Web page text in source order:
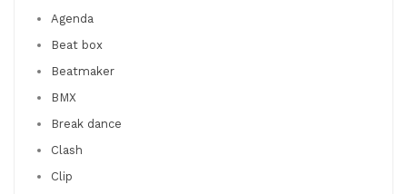
Agenda
Beat box
Beatmaker
BMX
Break dance
Clash
Clip